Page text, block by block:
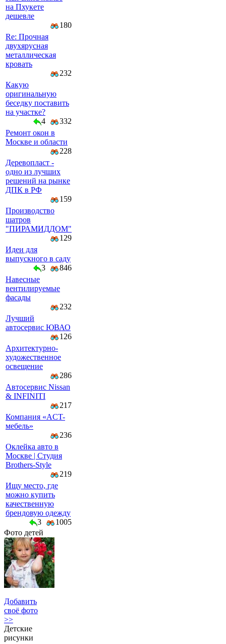
на Пхукете
дешевле
180
Re: Прочная
двухярусная
металлическая
кровать
232
Какую
оригинальную
беседку поставить
на участке?
4
332
Ремонт окон в
Москве и области
228
Деревопласт -
одно из лучших
решений на рынке
ДПК в РФ
159
Производство
шатров
"ПИРАМИДДОМ"
129
Идеи для
выпускного в саду
3
846
Навесные
вентилируемые
фасады
232
Лучший
автосервис ЮВАО
126
Архитектурно-
художественное
освещение
286
Автосервис Nissan
& INFINITI
217
Компaния «AСT-
мeбeль»
236
Оклейка авто в
Москве | Студия
Brothers-Style
219
Ищу место, где
можно купить
качественную
брендовую одежду
3
1005
Фото детей
Добавить
своё фото
>>
Детские
рисунки